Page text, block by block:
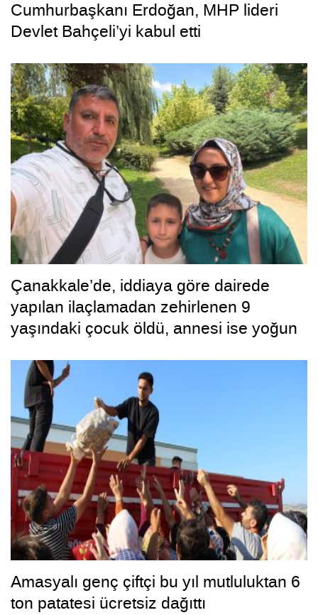
Cumhurbaşkanı Erdoğan, MHP lideri
Devlet Bahçeli’yi kabul etti
Çanakkale’de, iddiaya göre dairede
yapılan ilaçlamadan zehirlenen 9
yaşındaki çocuk öldü, annesi ise yoğun
Amasyalı genç çiftçi bu yıl mutluluktan 6
ton patatesi ücretsiz dağıttı